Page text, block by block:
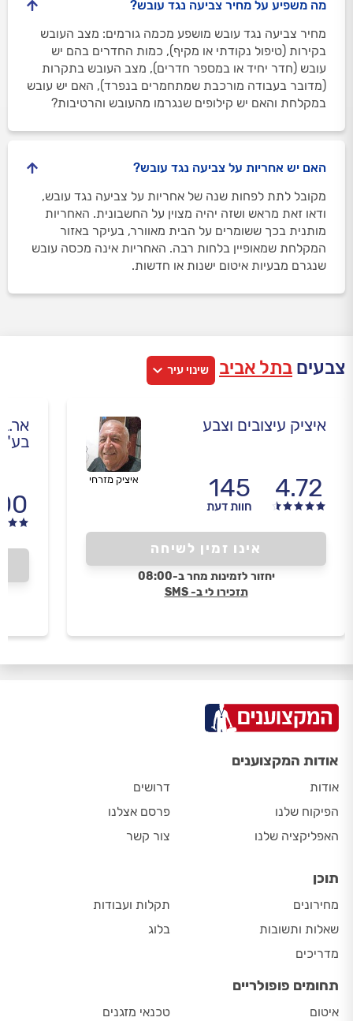
מה משפיע על מחיר צביעה נגד עובש?
מחיר צביעה נגד עובש מושפע מכמה גורמים: מצב העובש
בקירות (טיפול נקודתי או מקיף), כמות החדרים בהם יש
עובש (חדר יחיד או במספר חדרים), מצב העובש בתקרות
(מדובר בעבודה מורכבת שמתחמרים בנפרד), האם יש עובש
במקלחת והאם יש קילופים שנגרמו מהעובש והרטיבות?
האם יש אחריות על צביעה נגד עובש?
מקובל לתת לפחות שנה של אחריות על צביעה נגד עובש,
ודאו זאת מראש ושזה יהיה מצוין על החשבונית. האחריות
מותנית בכך ששומרים על הבית מאוורר, בעיקר באזור
המקלחת שמאופיין בלחות רבה. האחריות אינה מכסה עובש
שנגרם מבעיות איטום ישנות או חדשות.
צבעים בתל אביב שינוי עיר
איציק עיצובים וצבע
4.72
145
חוות דעת
איציק מזרחי
אינו זמין לשיחה
יחזור לזמינות מחר ב-08:00
תזכירו לי ב- SMS
אודות המקצוענים
אודות
הפיקוח שלנו
האפליקציה שלנו
דרושים
פרסם אצלנו
צור קשר
תוכן
מחירונים
שאלות ותשובות
מדריכים
תקלות ועבודות
בלוג
תחומים פופולריים
איטום
טכנאי מזגנים